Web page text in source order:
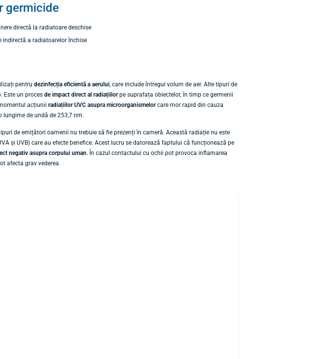
germicide
directă la radiatoare deschise
indirectă a radiatoarelor închise
pentrudezinfecția eficientă a aerului , care include întregul volum de aer. Alte tipuri de
Este un procesde impact direct al radiațiilorpe suprafața obiectelor, în timp ce germenii
acțiuniiradiațiilor UVC asupra microorganismelorcare mor rapid din cauza
de undă de 253,7 nm.
de emițători oamenii nu trebuie să fie prezenți în cameră. Această radiație nu este
și UVB) care au efecte benefice. Acest lucru se datorează faptului că funcționează pe
negativ asupra corpului uman. În cazul contactului cu ochii pot provoca inflamarea
afecta grav vederea.